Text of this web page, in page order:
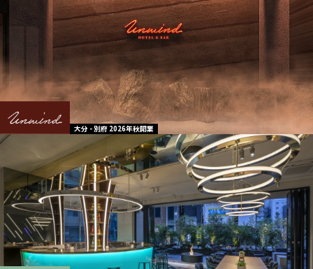
大分 - 別府 2026年秋開業